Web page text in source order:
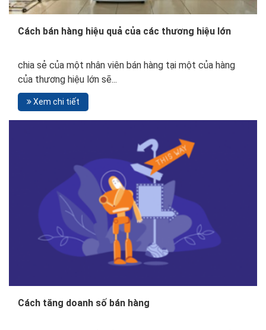
Cách bán hàng hiệu quả của các thương hiệu lớn
chia sẻ của một nhân viên bán hàng tại một của hàng
của thương hiệu lớn sẽ...
Xem chi tiết
Cách tăng doanh số bán hàng